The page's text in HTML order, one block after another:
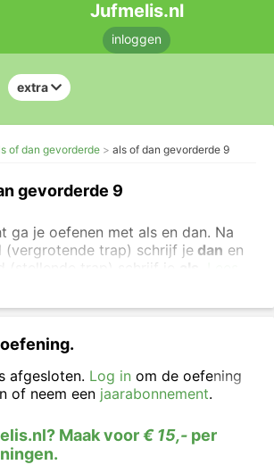
Jufmelis.nl
inloggen
extra
of dan gevorderde als of dan gevorderde 9
gevorderde 9
ga je oefenen met als en dan. Na
(vergrotende trap) schrijf je dan en
(stellende trap) schrijf je
overalsendan.
in, kies uit
afgesloten. Log in om de oefening
of neem een jaarabonnement.
Maak voor€ 15,- per